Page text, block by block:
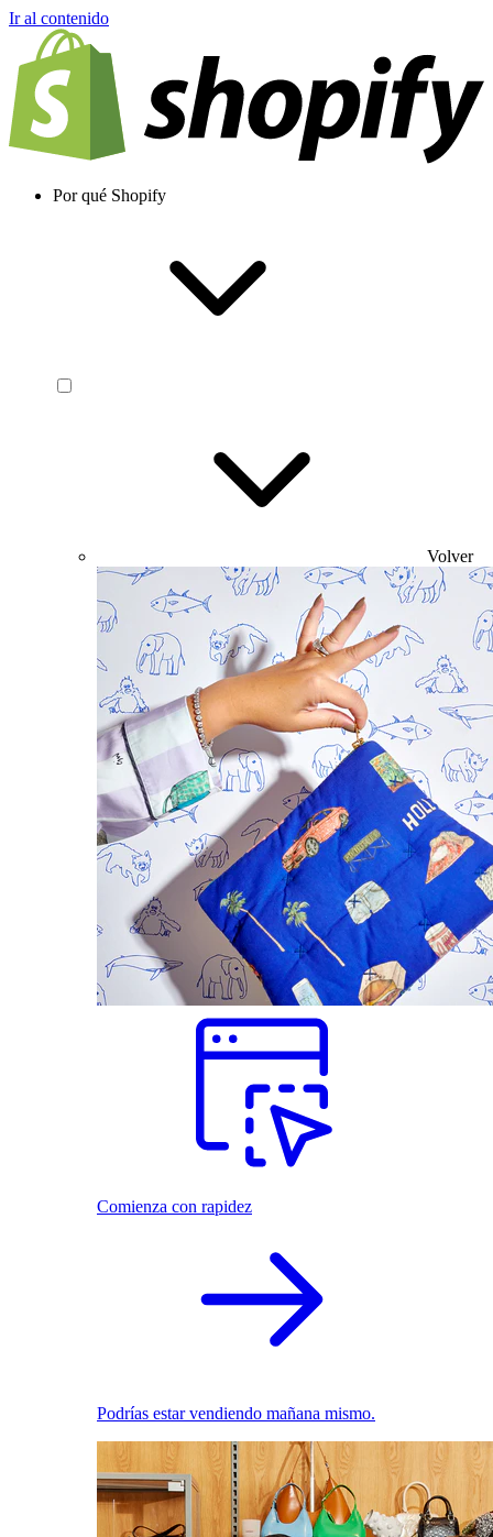
Ir al contenido
Por qué Shopify
Volver
Comienza con rapidez
Podrías estar vendiendo mañana mismo.